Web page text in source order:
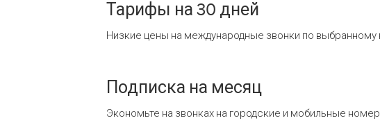
Тарифы на 30 дней
Низкие цены на международные звонки по выбранному
Подписка на месяц
Экономьте на звонках на городские и мобильные